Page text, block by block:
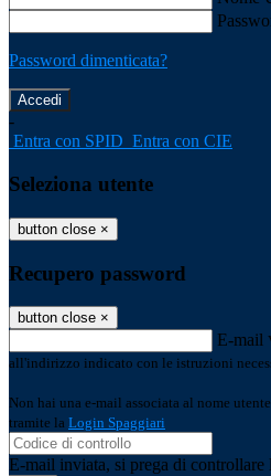
Password dimenticata?
-
Entra con SPID Entra con CIE
Seleziona utente
button close ×
Recupero password
button close ×
E-mail
all'indirizzo indicato con le istruzioni
Non hai una e-mail associata al nome
tramite la Login Spaggiari
E-mail inviata, si prega di controllare